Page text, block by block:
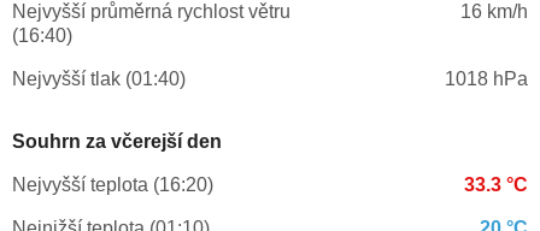
Nejvyšší průměrná rychlost větru
(16:40)
16 km/h
Nejvyšší tlak (01:40) 1018 hPa
Souhrn za včerejší den
Nejvyšší teplota (16:20) 33.3 °C